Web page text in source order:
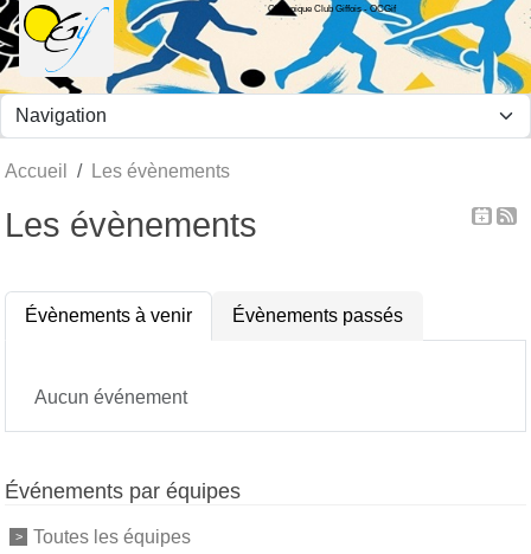
Olympique Club Giffois - OCGif
Accueil Les évènements
Les évènements
Évènements à venir Évènements passés
Aucun événement
Événements par équipes
Toutes les équipes
Panneau de gestion des cookies